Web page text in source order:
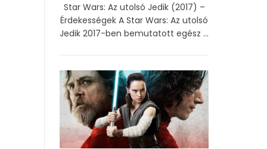
Star Wars: Az utolsó Jedik (2017) –
Érdekességek A Star Wars: Az utolsó
Jedik 2017-ben bemutatott egész ...